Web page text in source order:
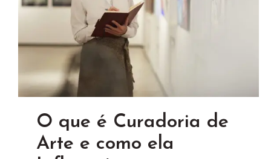
O que é Curadoria de
Arte e como ela